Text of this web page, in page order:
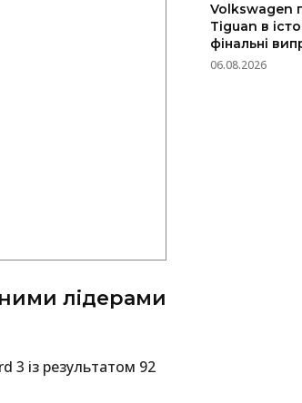
лідерами
3 із результатом 92
Volkswagen
Tiguan в
фінальні
06.08.2026